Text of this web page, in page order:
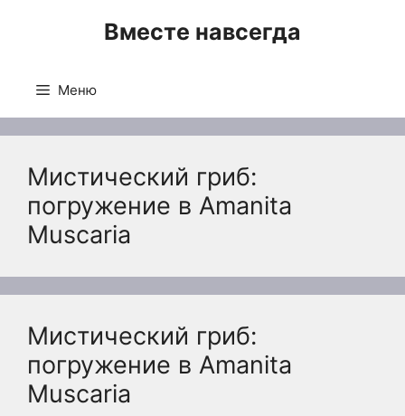
Вместе навсегда
Меню
Мистический гриб:
погружение в Amanita
Muscaria
Мистический гриб:
погружение в Amanita
Muscaria